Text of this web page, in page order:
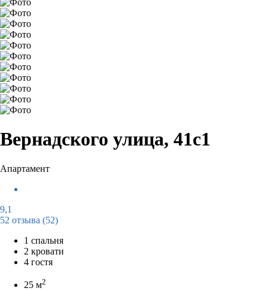
Вернадского улица, 41с1
Апартамент
9,1
52 отзыва (52)
1 спальня
2 кровати
4 гостя
25 м2